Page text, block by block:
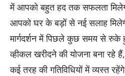
में आपको बहुत हद तक सफलता
आपको घर के बड़ों से नई सलाह
मार्गदर्शन में पिछले कुछ समय से रुके
व्हीकल खरीदने की योजना बना
कई तरह की गतिविधियों में व्यस्त